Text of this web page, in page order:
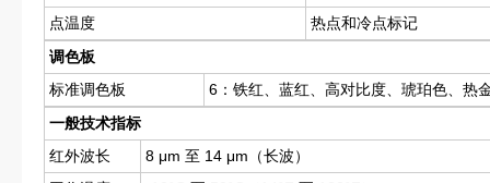
点温度
热点和冷点标记
调色板
标准调色板
6：铁红、蓝红、高对比度、琥珀色、热
一般技术指标
红外波长
8 μm 至 14 μm（长波）